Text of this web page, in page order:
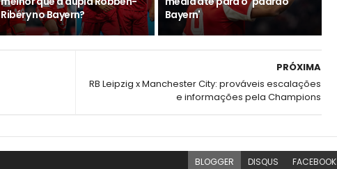
Ribéry no Bayern?
Bayern'
PRÓXIMA
RB Leipzig x Manchester City: prováveis escalações
e informações pela Champions
BLOGGER DISQUS FACEBOOK